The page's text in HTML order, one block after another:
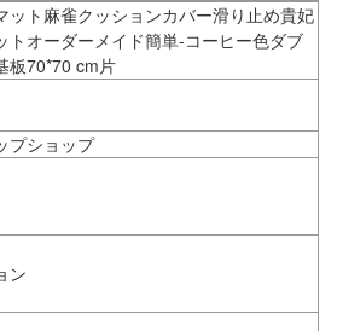
ット麻雀クッションカバー滑り止め貴妃
トオーダーメイド簡単-コーヒー色ダブ
板70*70 cm片
プショップ
ン